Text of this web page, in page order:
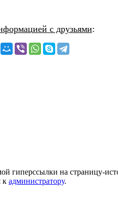
с друзьями:
гиперссылки на страницу-
к администратору.